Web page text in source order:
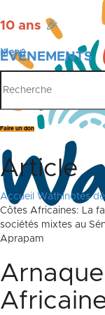
10 ans 🎉
ÉVÉNEMENTS
PUBLICATIONS
Menu
Faire un don
Article
Accueil Wathinotes
Côtes Africaines: La
sociétés mixtes au
Aprapam